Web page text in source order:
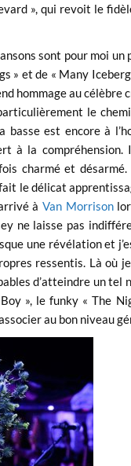
», qui revoit le
sont pour moi un
» et de « Many
hommage au
le
est encore à
à la compréhension.
charmé et
le délicat
à Van Morrison
ne laisse pas
une révélation et
ressentis. Là où
d’atteindre un tel
», le funky « The
au bon niveau